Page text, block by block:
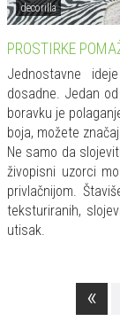
decorilla
PROSTIRKE
Jednostavne
dosadne. Jedan
boravku je
boja, možete
Ne samo da
živopisni uzorci
privlačnijom.
teksturiranih,
utisak.
«